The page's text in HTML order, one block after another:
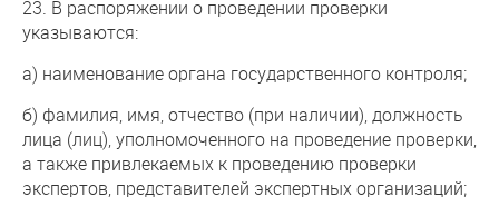
23. В распоряжении о проведении проверки
указываются:
а) наименование органа государственного контроля;
б) фамилия, имя, отчество (при наличии), должность
лица (лиц), уполномоченного на проведение проверки,
а также привлекаемых к проведению проверки
экспертов, представителей экспертных организаций;